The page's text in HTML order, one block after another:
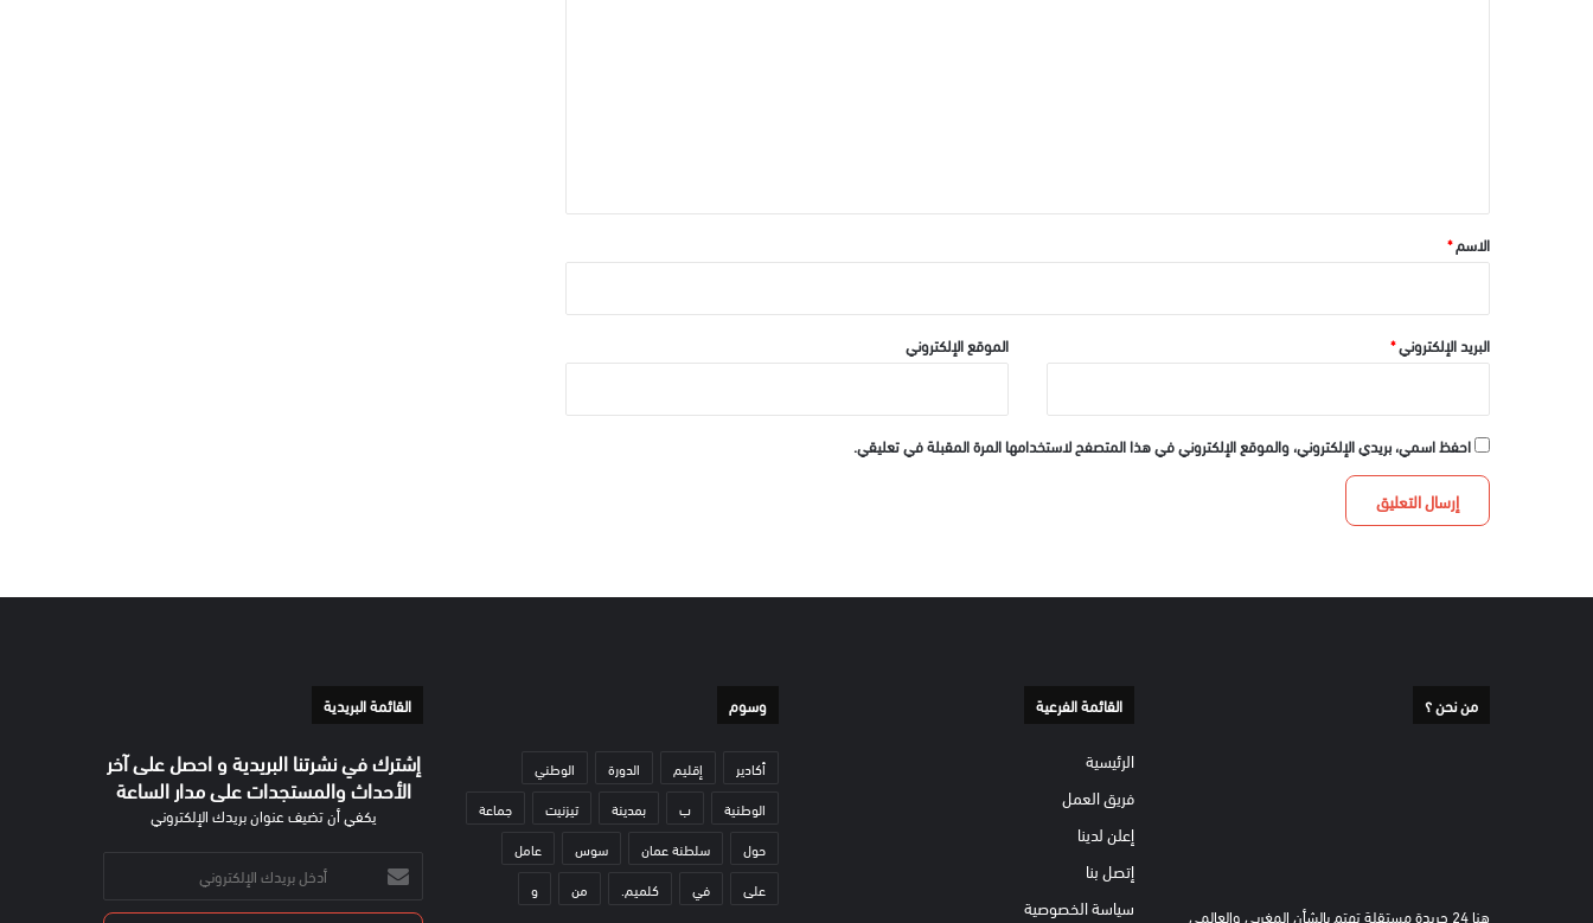
*الاسم*
البريد الإلكتروني* الموقع الإلكتروني
احفظ اسمي، بريدي الإلكتروني، والموقع الإلكتروني في هذا المتصفح لاستخدامها المرة المقبلة في تعليقي.
من نحن ؟
هنا 24 جريدة مستقلة تهتم بالشأن المغربي والعالمي
القائمة الفرعية
الرئيسية
فريق العمل
إعلن لدينا
إتصل بنا
سياسة الخصوصية
وسوم
أكادير إقليم الدورة
الوطني
الوطنية
ب بمدينة تيزنيت
جماعة
حول
سلطنة عمان سوس
عامل
على
في كلميم. من و
القائمة البريدية
إشترك في نشرتنا البريدية و احصل على آخر
الأحداث والمستجدات على مدار الساعة
يكفي أن تضيف عنوان بريدك الإلكتروني
أدخل
بريدك
الإلكتروني